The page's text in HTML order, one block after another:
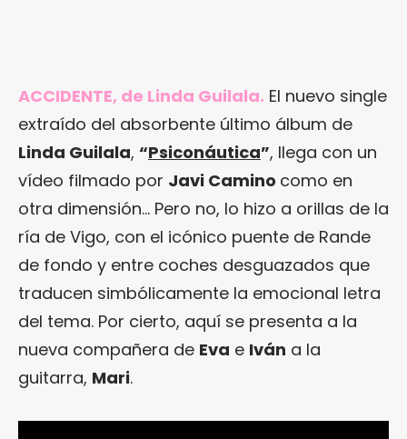
ACCIDENTE, de Linda Guilala. El nuevo single
extraído del absorbente último álbum de
Linda Guilala, “Psiconáutica”, llega con un
vídeo filmado por Javi Camino como en
otra dimensión… Pero no, lo hizo a orillas de la
ría de Vigo, con el icónico puente de Rande
de fondo y entre coches desguazados que
traducen simbólicamente la emocional letra
del tema. Por cierto, aquí se presenta a la
nueva compañera de Eva e Iván a la
guitarra, Mari.